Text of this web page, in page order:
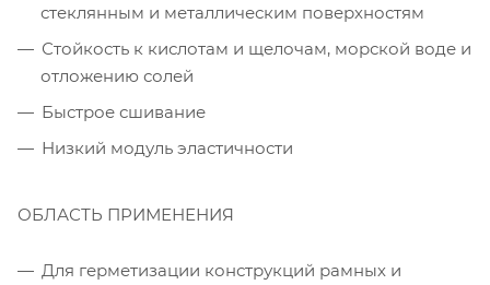
стеклянным и металлическим поверхностям
Стойкость к кислотам и щелочам, морской воде и
отложению солей
Быстрое сшивание
Низкий модуль эластичности
ОБЛАСТЬ ПРИМЕНЕНИЯ
Для герметизации конструкций рамных и